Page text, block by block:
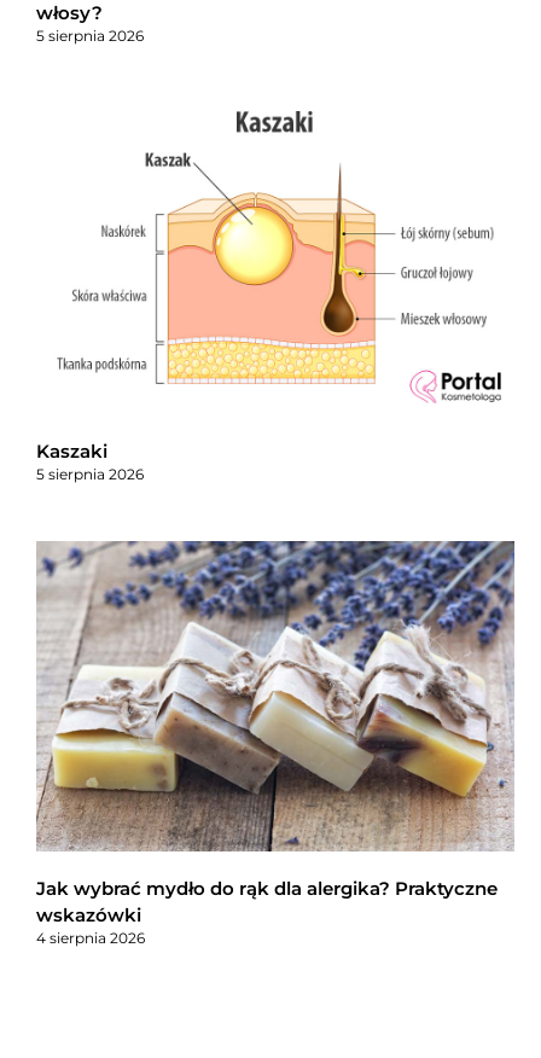
włosy?
5 sierpnia 2026
Kaszaki
5 sierpnia 2026
Jak wybrać mydło do rąk dla alergika? Praktyczne
wskazówki
4 sierpnia 2026